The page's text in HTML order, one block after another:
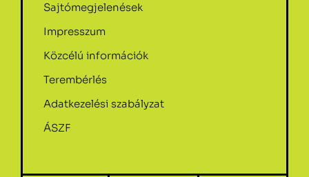
Sajtómegjelenések
Impresszum
Közcélú információk
Terembérlés
Adatkezelési szabályzat
ÁSZF